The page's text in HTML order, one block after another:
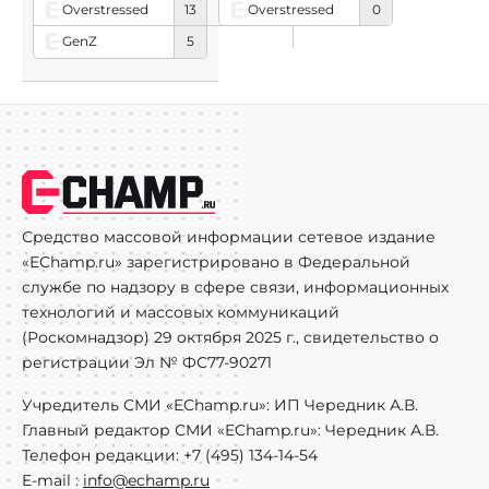
Overstressed
13
GenZ
5
Overstressed 0
Средство массовой информации сетевое издание
«EChamp.ru» зарегистрировано в Федеральной
службе по надзору в сфере связи, информационных
технологий и массовых коммуникаций
(Роскомнадзор) 29 октября 2025 г., свидетельство о
регистрации Эл № ФС77-90271
Учредитель СМИ «EChamp.ru»: ИП Чередник А.В.
Главный редактор СМИ «EChamp.ru»: Чередник А.В.
Телефон редакции: +7 (495) 134-14-54
E-mail : info@echamp.ru